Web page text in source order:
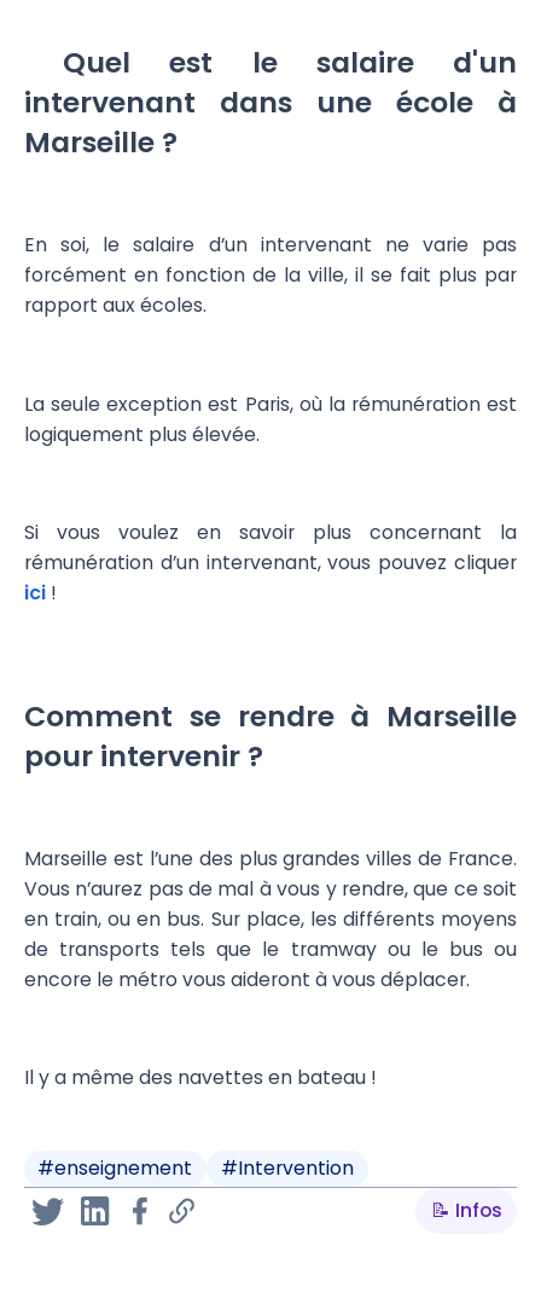
Quel est le salaire d'un
intervenant dans une école à
Marseille ?
En soi, le salaire d’un intervenant ne varie pas
forcément en fonction de la ville, il se fait plus par
rapport aux écoles.
La seule exception est Paris, où la rémunération est
logiquement plus élevée.
Si vous voulez en savoir plus concernant la
rémunération d’un intervenant, vous pouvez cliquer
ici !
Comment se rendre à Marseille
pour intervenir ?
Marseille est l’une des plus grandes villes de France.
Vous n’aurez pas de mal à vous y rendre, que ce soit
en train, ou en bus. Sur place, les différents moyens
de transports tels que le tramway ou le bus ou
encore le métro vous aideront à vous déplacer.
Il y a même des navettes en bateau !
#enseignement #Intervention
📝 Infos